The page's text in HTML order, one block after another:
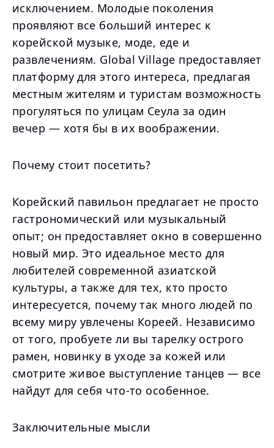
исключением. Молодые поколения
проявляют все больший интерес к
корейской музыке, моде, еде и
развлечениям. Global Village предоставляет
платформу для этого интереса, предлагая
местным жителям и туристам возможность
прогуляться по улицам Сеула за один
вечер — хотя бы в их воображении.
Почему стоит посетить?
Корейский павильон предлагает не просто
гастрономический или музыкальный
опыт; он предоставляет окно в совершенно
новый мир. Это идеальное место для
любителей современной азиатской
культуры, а также для тех, кто просто
интересуется, почему так много людей по
всему миру увлечены Кореей. Независимо
от того, пробуете ли вы тарелку острого
рамен, новинку в уходе за кожей или
смотрите живое выступление танцев — все
найдут для себя что-то особенное.
Заключительные мысли